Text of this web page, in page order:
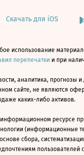
Скачать для iOS
использование
перепечатки и при
аналитика, прогнозы
сайте, не являются
каких-либо активов.
ресурсе
(информационные
сбора,
пользователей